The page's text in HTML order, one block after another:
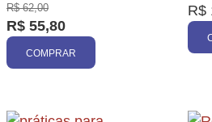
R$62,00
R$ 55,80
COMPRAR
R$